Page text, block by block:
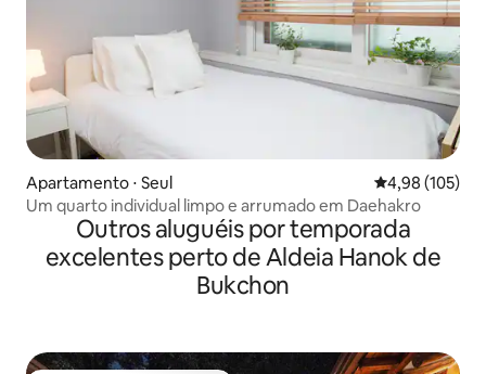
Apartamento ⋅ Seul 4,98 de uma
4,98 (105)
Um quarto individual limpo e arrumado em Daehakro
Outros aluguéis por temporada
excelentes perto de Aldeia Hanok de
Bukchon